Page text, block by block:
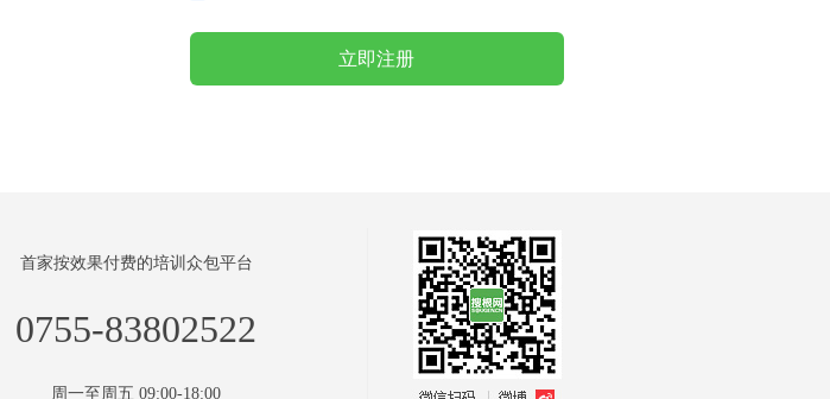
立即注册
首家按效果付费的培训众包平台
0755-83802522
周一至周五 09:00-18:00